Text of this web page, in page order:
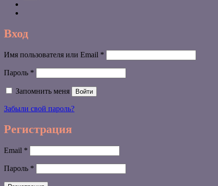
Вход
Имя пользователя или Email *
Пароль *
Запомнить меня Войти
Забыли свой пароль?
Регистрация
Email *
Пароль *